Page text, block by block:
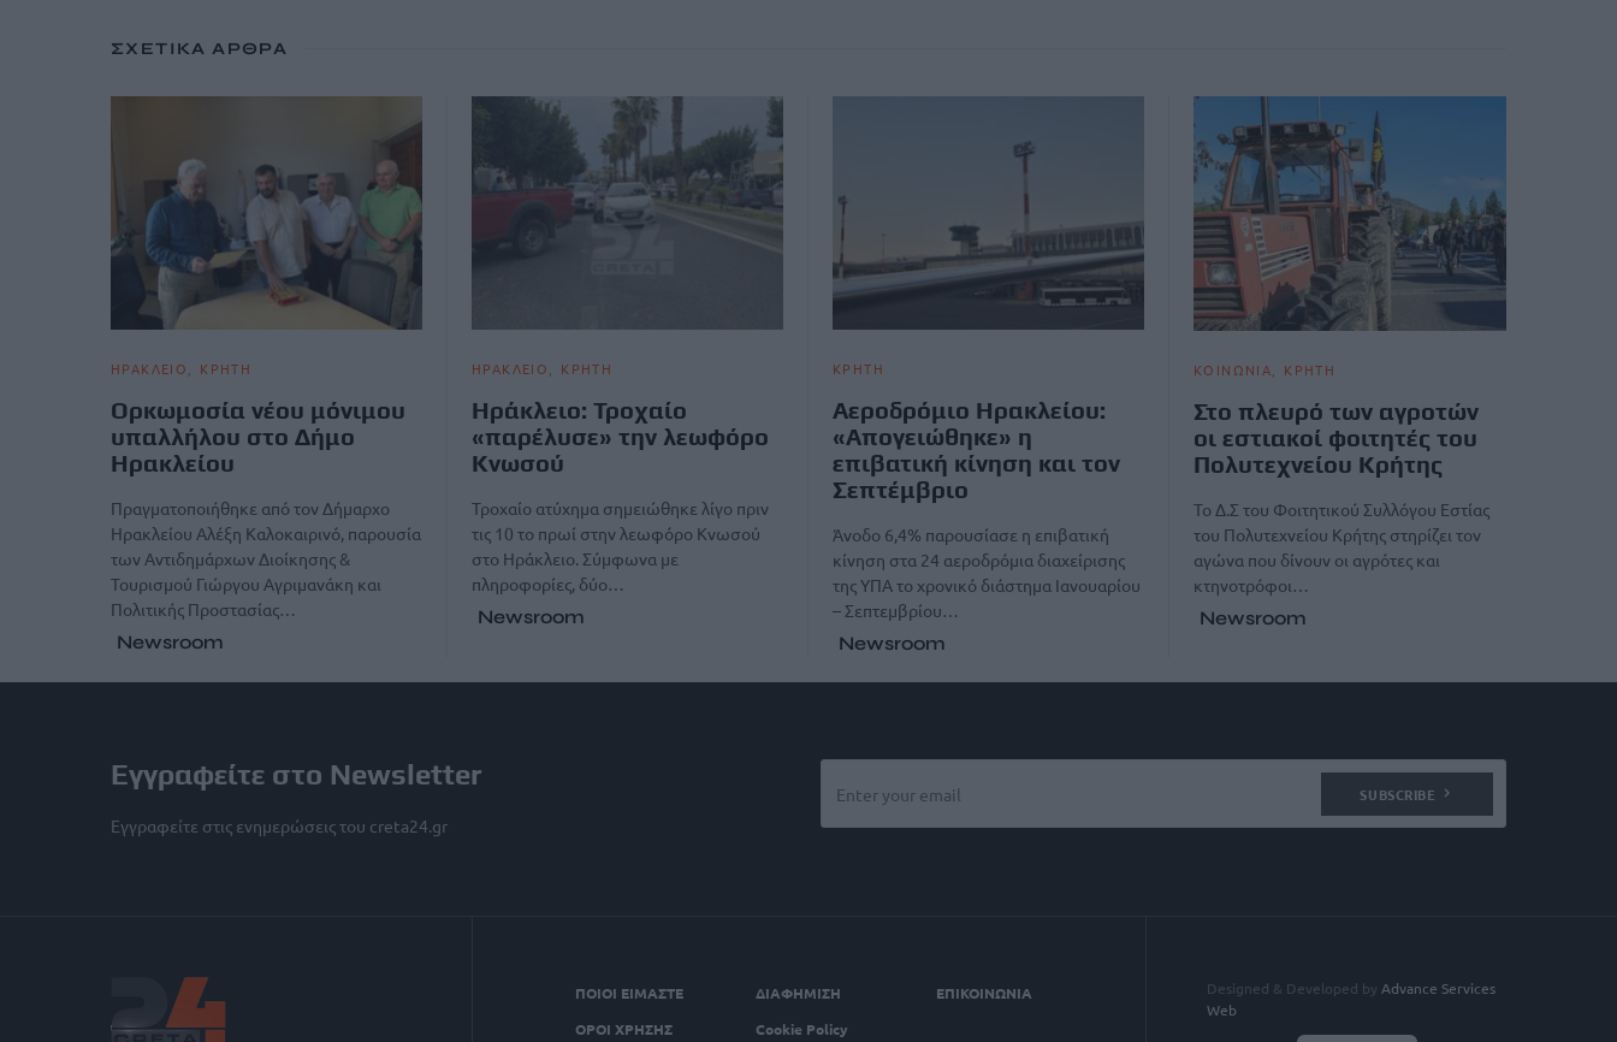
ΣΧΕΤΙΚΆ ΆΡΘΡΑ
ΗΡΑΚΛΕΙΟ ΚΡΗΤΗ
Ορκωμοσία νέου μόνιμου
υπαλλήλου στο Δήμο
Ηρακλείου
Πραγματοποιήθηκε από τον Δήμαρχο
Ηρακλείου Αλέξη Καλοκαιρινό, παρουσία
των Αντιδημάρχων Διοίκησης &
Τουρισμού Γιώργου Αγριμανάκη και
Πολιτικής Προστασίας…
Newsroom
ΗΡΑΚΛΕΙΟ ΚΡΗΤΗ
Ηράκλειο: Τροχαίο
«παρέλυσε» την λεωφόρο
Κνωσού
Τροχαίο ατύχημα σημειώθηκε λίγο πριν
τις 10 το πρωί στην λεωφόρο Κνωσού
στο Ηράκλειο. Σύμφωνα με
πληροφορίες, δύο…
Newsroom
ΚΡΗΤΗ
Αεροδρόμιο Ηρακλείου:
«Απογειώθηκε» η
επιβατική κίνηση και τον
Σεπτέμβριο
Άνοδο 6,4% παρουσίασε η επιβατική
κίνηση στα 24 αεροδρόμια διαχείρισης
της ΥΠΑ το χρονικό διάστημα Ιανουαρίου
– Σεπτεμβρίου…
Newsroom
ΚΟΙΝΩΝΙΑ ΚΡΗΤΗ
Στο πλευρό των αγροτών
οι εστιακοί φοιτητές του
Πολυτεχνείου Κρήτης
Το Δ.Σ του Φοιτητικού Συλλόγου Εστίας
του Πολυτεχνείου Κρήτης στηρίζει τον
αγώνα που δίνουν οι αγρότες και
κτηνοτρόφοι…
Newsroom
Εγγραφείτε στο Newsletter
Εγγραφείτε στις ενημερώσεις του creta24.gr
SUBSCRIBE
ΠΟΙΟΙ ΕΙΜΑΣΤΕ ΔΙΑΦΗΜΙΣΗ
ΕΠΙΚΟΙΝΩΝΙΑ
ΟΡΟΙ ΧΡΗΣΗΣ
Cookie Policy
Designed & Developed by Advance Services
Web